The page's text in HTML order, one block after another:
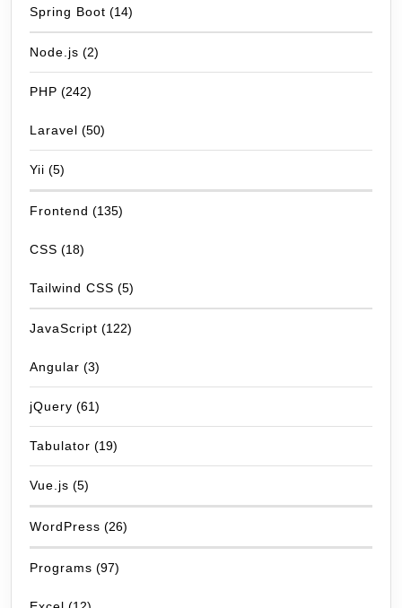
Spring Boot (14)
Node.js (2)
PHP (242)
Laravel (50)
Yii (5)
Frontend (135)
CSS (18)
Tailwind CSS (5)
JavaScript (122)
Angular (3)
jQuery (61)
Tabulator (19)
Vue.js (5)
WordPress (26)
Programs (97)